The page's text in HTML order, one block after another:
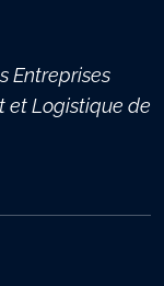
Entreprises
et Logistique de